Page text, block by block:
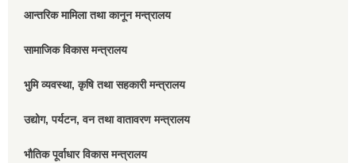
आन्तरिक मामिला तथा कानून मन्त्रालय
सामाजिक विकास मन्त्रालय
भुमि व्यवस्था, कृषि तथा सहकारी मन्त्रालय
उद्योग, पर्यटन, वन तथा वातावरण मन्त्रालय
भौतिक पूर्वाधार विकास मन्त्रालय